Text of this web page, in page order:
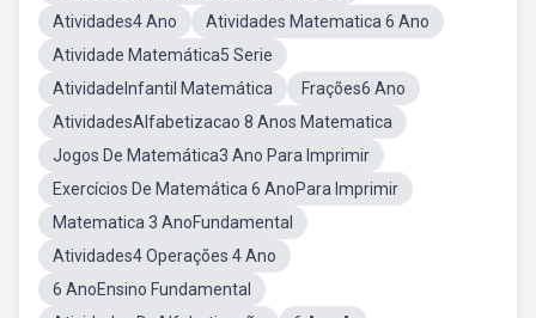
Atividades4 Ano
Atividades Matematica 6 Ano
Atividade Matemática5 Serie
AtividadeInfantil Matemática
Frações6 Ano
AtividadesAlfabetizacao 8 Anos Matematica
Jogos De Matemática3 Ano Para Imprimir
Exercícios De Matemática 6 AnoPara Imprimir
Matematica 3 AnoFundamental
Atividades4 Operações 4 Ano
6 AnoEnsino Fundamental